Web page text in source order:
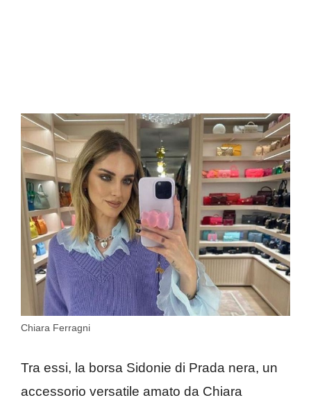
Chiara Ferragni
Tra essi, la borsa Sidonie di Prada nera, un
accessorio versatile amato da Chiara